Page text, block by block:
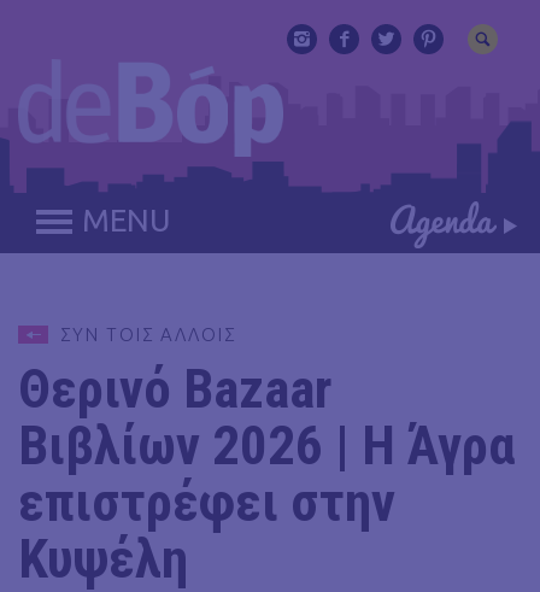
MENU
ΣΥΝ ΤΟΙΣ ΑΛΛΟΙΣ
Θερινό Bazaar
Βιβλίων 2026 | Η Άγρα
επιστρέφει στην
Κυψέλη